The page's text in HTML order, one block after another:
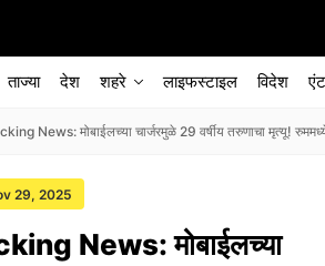
ताज्या देश शहरे लाइफस्टाइल विदेश
News: मोबाईलच्या चार्जरमुळे 29 वर्षीय तरुणाचा मृत्यू!
29, 2025
News: मोबाईलच्या